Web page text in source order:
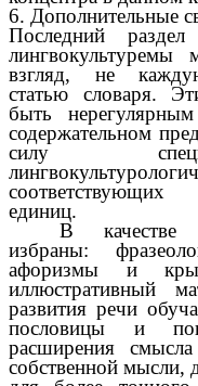
6. Дополнительные
Последний раздел
взгляд, не каждую
статью словаря.
быть
содержательном
силу
соответствующих
единиц.
В качестве
избраны:
афоризмы и
иллюстративный
развития речи
пословицы и
расширения
собственной мысли,